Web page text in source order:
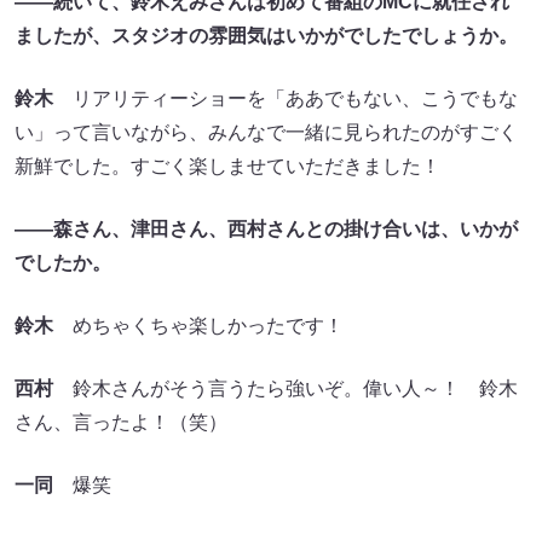
ましたが、スタジオの雰囲気はいかがでしたでしょうか。
鈴木リアリティーショーを「ああでもない、こうでもな
い」って言いながら、みんなで一緒に見られたのがすごく
新鮮でした。すごく楽しませていただきました！
――森さん、津田さん、西村さんとの掛け合いは、いかが
でしたか。
鈴木めちゃくちゃ楽しかったです！
西村鈴木さんがそう言うたら強いぞ。偉い人～！ 鈴木
さん、言ったよ！（笑）
一同 爆笑